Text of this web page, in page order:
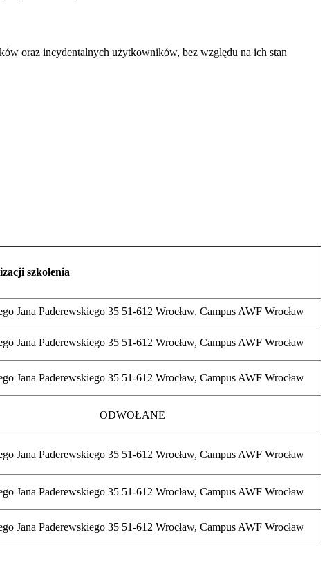
oraz incydentalnych użytkowników, bez względu na ich stan
szkolenia
Jana Paderewskiego 35 51-612 Wrocław, Campus AWF Wrocław
Jana Paderewskiego 35 51-612 Wrocław, Campus AWF Wrocław
Jana Paderewskiego 35 51-612 Wrocław, Campus AWF Wrocław
ODWOŁANE
Jana Paderewskiego 35 51-612 Wrocław, Campus AWF Wrocław
Jana Paderewskiego 35 51-612 Wrocław, Campus AWF Wrocław
Jana Paderewskiego 35 51-612 Wrocław, Campus AWF Wrocław